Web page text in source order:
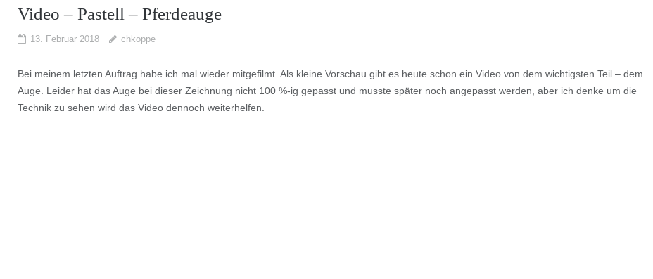
Video – Pastell – Pferdeauge
13. Februar 2018 chkoppe
Bei meinem letzten Auftrag habe ich mal wieder mitgefilmt. Als kleine Vorschau gibt es heute schon ein Video von dem wichtigsten Teil – dem
Auge. Leider hat das Auge bei dieser Zeichnung nicht 100 %-ig gepasst und musste später noch angepasst werden, aber ich denke um die
Technik zu sehen wird das Video dennoch weiterhelfen.